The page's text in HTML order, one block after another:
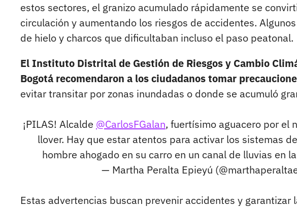
estos sectores, el granizo acumulado rápidamente se
circulación y aumentando los riesgos de accidentes.
de hielo y charcos que dificultaban incluso el paso peatonal.
El Instituto Distrital de Gestión de Riesgos y Cambio
Bogotá recomendaron a los ciudadanos tomar
evitar transitar por zonas inundadas o donde se acumuló
¡PILAS! Alcalde @CarlosFGalan, fuertísimo aguacero por el
llover. Hay que estar atentos para activar los sistemas
hombre ahogado en su carro en un canal de lluvias en
— Martha Peralta Epieyú
Estas advertencias buscan prevenir accidentes y